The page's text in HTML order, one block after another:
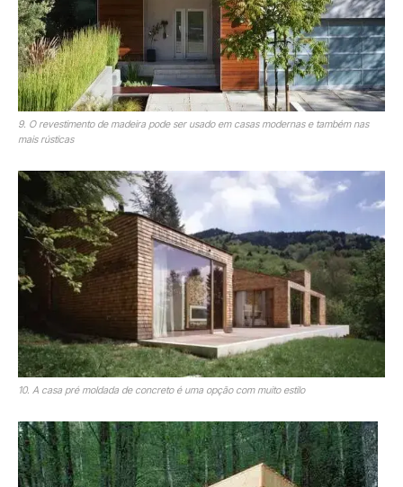
9. O revestimento de madeira pode ser usado em casas modernas e também nas
mais rústicas
10. A casa pré moldada de concreto é uma opção com muito estilo